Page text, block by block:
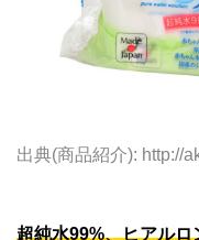
出典(商品紹介): http://
超純水99%、ヒアル